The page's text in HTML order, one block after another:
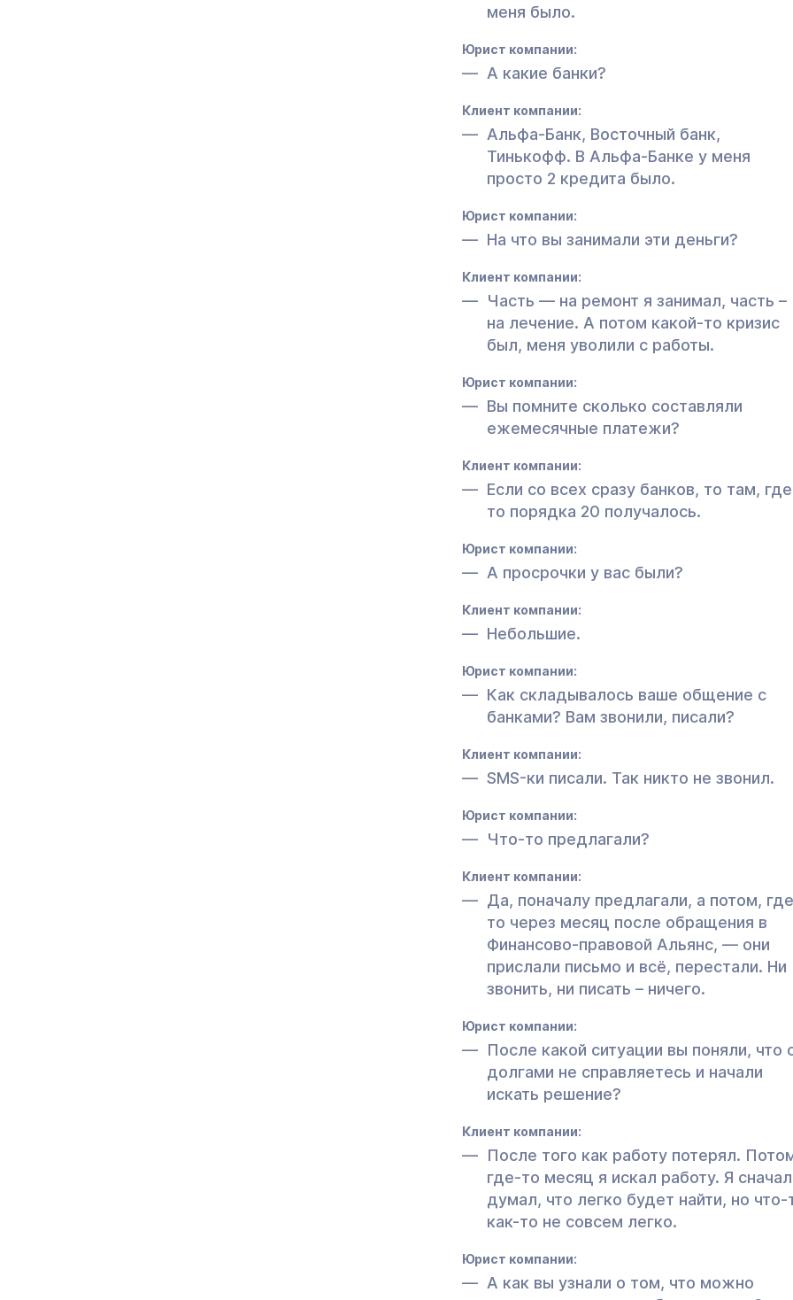
меня было.
Юрист компании:
А какие банки?
Клиент компании:
Альфа-Банк, Восточный банк,
Тинькофф. В Альфа-Банке у меня
просто 2 кредита было.
Юрист компании:
На что вы занимали эти деньги?
Клиент компании:
Часть — на ремонт я занимал, часть –
на лечение. А потом какой-то кризис
был, меня уволили с работы.
Юрист компании:
Вы помните сколько составляли
ежемесячные платежи?
Клиент компании:
Если со всех сразу банков, то там,
то порядка 20 получалось.
Юрист компании:
А просрочки у вас были?
Клиент компании:
Небольшие.
Юрист компании:
Как складывалось ваше общение с
банками? Вам звонили, писали?
Клиент компании:
SMS-ки писали. Так никто не звонил.
Юрист компании:
Что-то предлагали?
Клиент компании:
Да, поначалу предлагали, а потом,
то через месяц после обращения в
Финансово-правовой Альянс, — они
прислали письмо и всё, перестали. Ни
звонить, ни писать – ничего.
Юрист компании:
После какой ситуации вы поняли, что
долгами не справляетесь и начали
искать решение?
Клиент компании:
После того как работу потерял.
где-то месяц я искал работу. Я
думал, что легко будет найти, но что-
как-то не совсем легко.
Юрист компании:
А как вы узнали о том, что можно